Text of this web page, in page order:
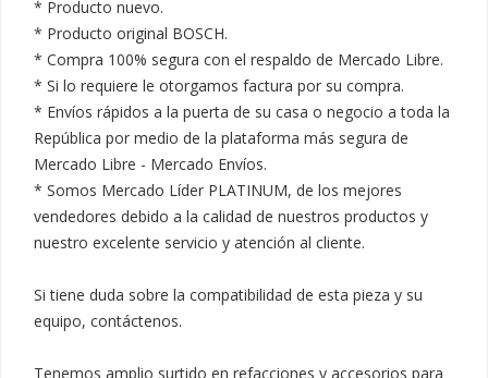
* Producto nuevo.
* Producto original BOSCH.
* Compra 100% segura con el respaldo de Mercado Libre.
* Si lo requiere le otorgamos factura por su compra.
* Envíos rápidos a la puerta de su casa o negocio a toda la
República por medio de la plataforma más segura de
Mercado Libre - Mercado Envíos.
* Somos Mercado Líder PLATINUM, de los mejores
vendedores debido a la calidad de nuestros productos y
nuestro excelente servicio y atención al cliente.
Si tiene duda sobre la compatibilidad de esta pieza y su
equipo, contáctenos.
Tenemos amplio surtido en refacciones y accesorios para